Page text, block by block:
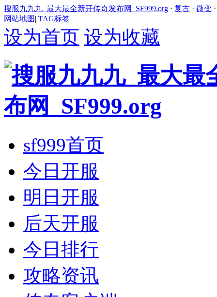
搜服九九九_最大最全新开传奇发布网_SF999.org · 复古 · 微变
网站地图| TAG标签
设为首页 设为收藏
sf999首页
今日开服
明日开服
后天开服
今日排行
攻略资讯